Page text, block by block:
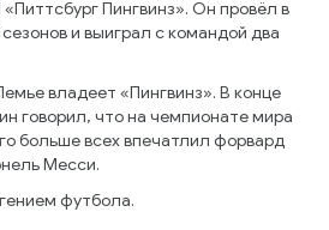
Пингвинз». Он провёл в
и выиграл с командой два
владеет «Пингвинз». В конце
говорил, что на чемпионате мира
больше всех впечатлил форвард
Месси.
футбола.